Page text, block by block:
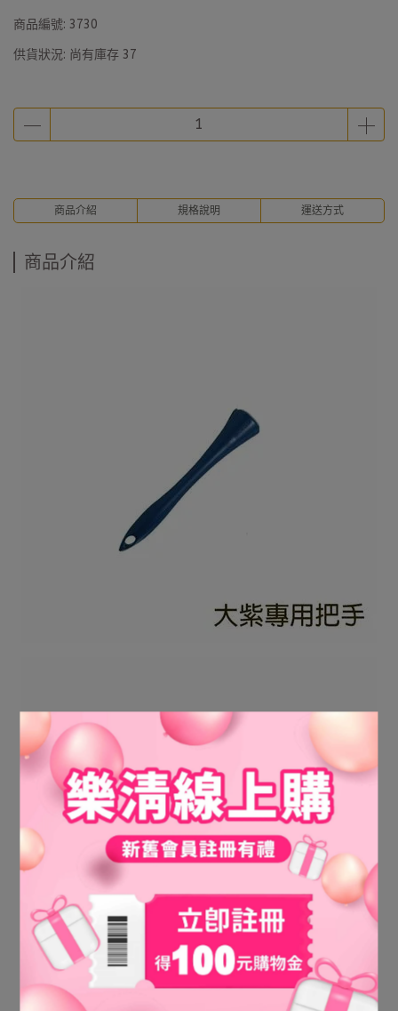
商品編號: 3730
供貨狀況: 尚有庫存 37
商品介紹 規格說明 運送方式
商品介紹